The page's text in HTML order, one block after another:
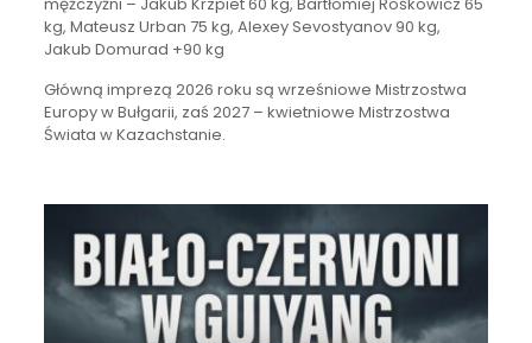
kg, Mateusz Urban 75 kg, Alexey Sevostyanov 90 kg,
Jakub Domurad +90 kg
Główną imprezą 2026 roku są wrześniowe Mistrzostwa
Europy w Bułgarii, zaś 2027 – kwietniowe Mistrzostwa
Świata w Kazachstanie.